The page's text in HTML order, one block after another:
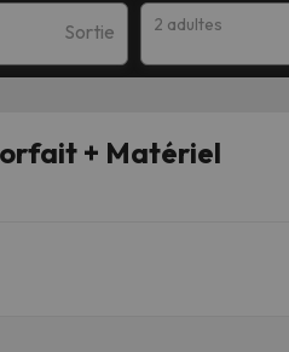
Sortie 2 adultes
+ Matériel